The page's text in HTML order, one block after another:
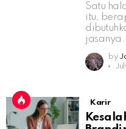
Satu
itu,
jasanya.
by
Karir